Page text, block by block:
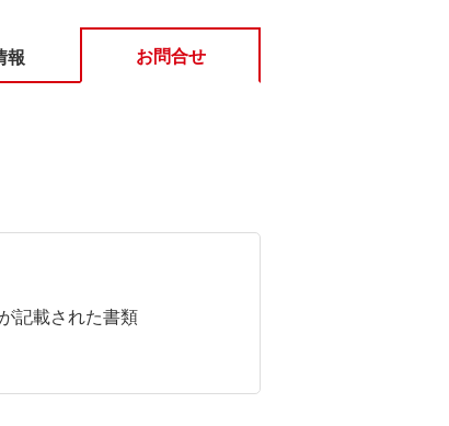
報 お問合せ
記載された書類